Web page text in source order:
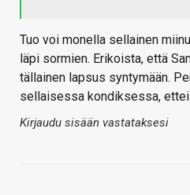
Tuo voi monella sellainen
läpi sormien. Erikoista, että
tällainen lapsus syntymään.
sellaisessa kondiksessa,
Kirjaudu sisään vastataksesi